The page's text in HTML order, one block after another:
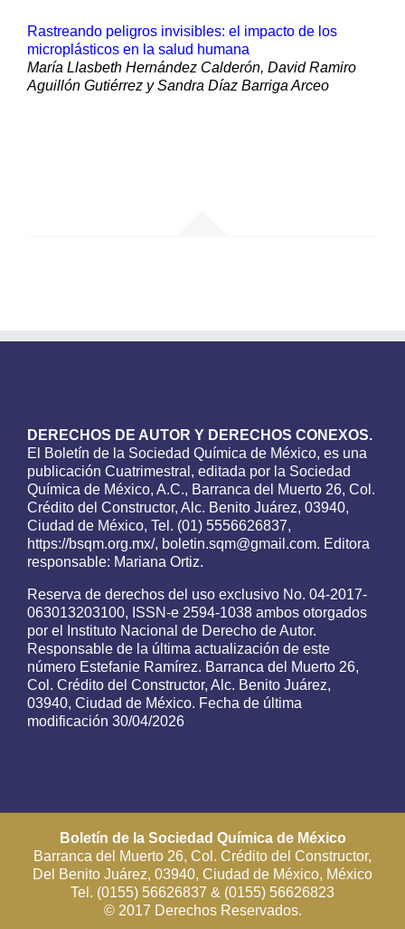
Rastreando peligros invisibles: el impacto de los
microplásticos en la salud humana
María Llasbeth Hernández Calderón, David Ramiro
Aguillón Gutiérrez y Sandra Díaz Barriga Arceo
DERECHOS DE AUTOR Y DERECHOS CONEXOS.
El Boletín de la Sociedad Química de México, es una
publicación Cuatrimestral, editada por la Sociedad
Química de México, A.C., Barranca del Muerto 26, Col.
Crédito del Constructor, Alc. Benito Juárez, 03940,
Ciudad de México, Tel. (01) 5556626837,
https://bsqm.org.mx/, boletin.sqm@gmail.com. Editora
responsable: Mariana Ortiz.
Reserva de derechos del uso exclusivo No. 04-2017-
063013203100, ISSN-e 2594-1038 ambos otorgados
por el Instituto Nacional de Derecho de Autor.
Responsable de la última actualización de este
número Estefanie Ramírez. Barranca del Muerto 26,
Col. Crédito del Constructor, Alc. Benito Juárez,
03940, Ciudad de México. Fecha de última
modificación 30/04/2026
Boletín de la Sociedad Química de México
Barranca del Muerto 26, Col. Crédito del Constructor,
Del Benito Juárez, 03940, Ciudad de México, México
Tel. (0155) 56626837 & (0155) 56626823
© 2017 Derechos Reservados.